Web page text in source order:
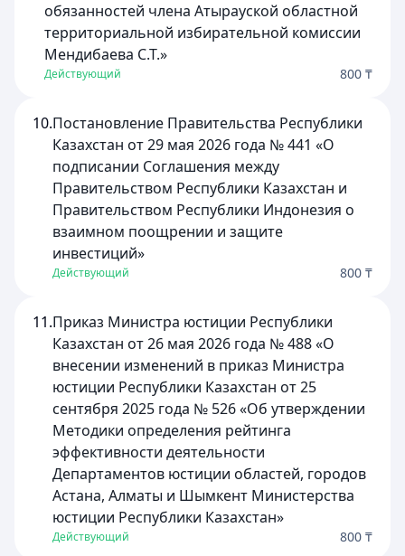
обязанностей члена Атырауской областной
территориальной избирательной комиссии
Мендибаева С.Т.»
Действующий 800 ₸
10.Постановление Правительства Республики
Казахстан от 29 мая 2026 года № 441 «О
подписании Соглашения между
Правительством Республики Казахстан и
Правительством Республики Индонезия о
взаимном поощрении и защите
инвестиций»
Действующий 800 ₸
11.Приказ Министра юстиции Республики
Казахстан от 26 мая 2026 года № 488 «О
внесении изменений в приказ Министра
юстиции Республики Казахстан от 25
сентября 2025 года № 526 «Об утверждении
Методики определения рейтинга
эффективности деятельности
Департаментов юстиции областей, городов
Астана, Алматы и Шымкент Министерства
юстиции Республики Казахстан»
Действующий 800 ₸